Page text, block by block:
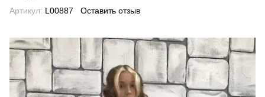
Артикул: L00887 Оставить отзыв